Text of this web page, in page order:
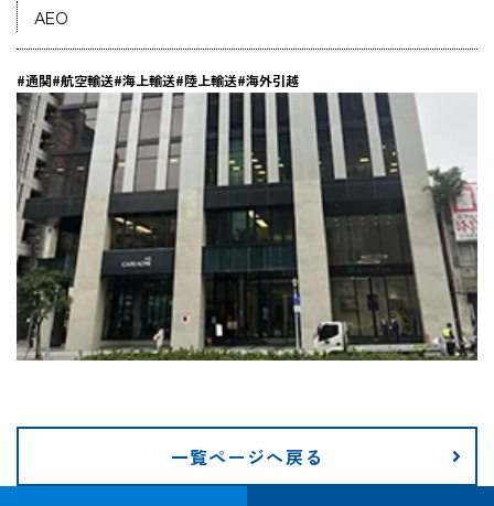
AEO
#通関#航空輸送#海上輸送#陸上輸送#海外引越
一覧ページへ戻る